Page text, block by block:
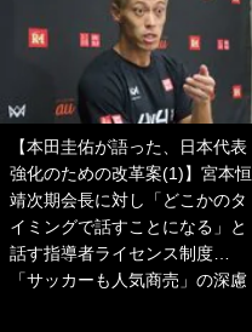
【本田圭佑が語った、日本代表
強化のための改革案(1)】宮本恒
靖次期会長に対し「どこかのタ
イミングで話すことになる」と
話す指導者ライセンス制度…
「サッカーも人気商売」の深慮